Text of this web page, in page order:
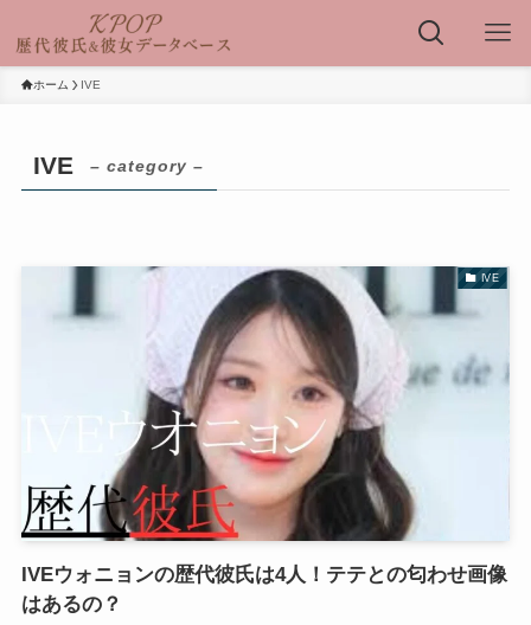
ホーム IVE
IVE – category –
IVE
IVEウォニョンの歴代彼氏は4人！テテとの匂わせ画像
はあるの？